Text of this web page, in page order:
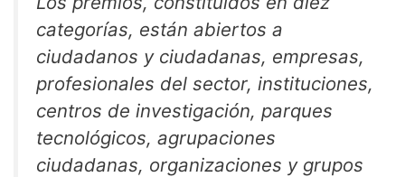
categorías, están abiertos a
ciudadanos y ciudadanas, empresas,
profesionales del sector, instituciones,
centros de investigación, parques
tecnológicos, agrupaciones
ciudadanas, organizaciones y grupos